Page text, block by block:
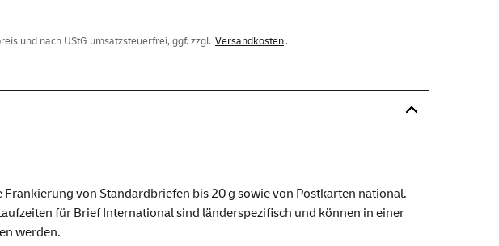
und nach UStG umsatzsteuerfrei, ggf. zzgl. Versandkosten.
von Standardbriefen bis 20 g sowie von Postkarten national.
für Brief International sind länderspezifisch und können in einer
werden.